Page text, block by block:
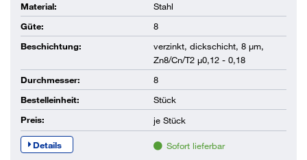
Material:
Stahl
Güte:
8
Beschichtung:
verzinkt, dickschicht, 8 µm,
Zn8/Cn/T2 µ0,12 - 0,18
Durchmesser:
8
Bestelleinheit:
Stück
Preis:
je Stück
Details Sofort lieferbar